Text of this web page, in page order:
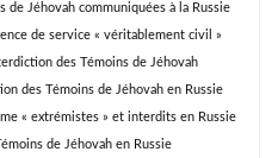
de Jéhovah communiquées à la Russie
de service « véritablement civil »
des Témoins de Jéhovah
des Témoins de Jéhovah en Russie
« extrémistes » et interdits en Russie
de Jéhovah en Russie